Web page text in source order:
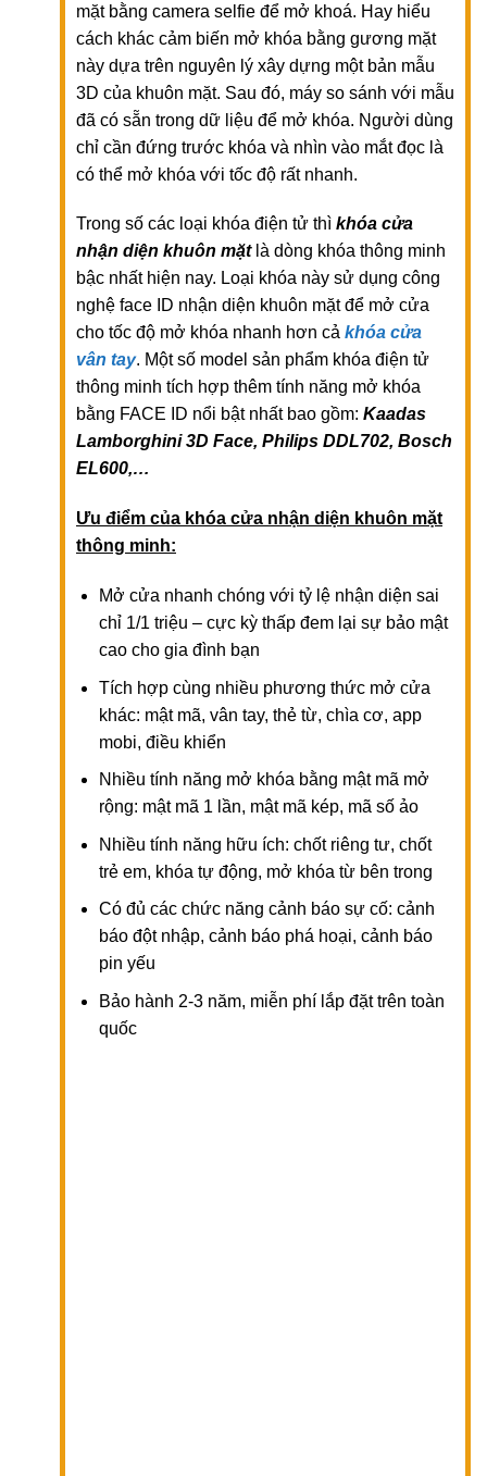
mặt bằng camera selfie để mở khoá. Hay hiểu
cách khác cảm biến mở khóa bằng gương mặt
này dựa trên nguyên lý xây dựng một bản mẫu
3D của khuôn mặt. Sau đó, máy so sánh với mẫu
đã có sẵn trong dữ liệu để mở khóa. Người dùng
chỉ cần đứng trước khóa và nhìn vào mắt đọc là
có thể mở khóa với tốc độ rất nhanh.
Trong số các loại khóa điện tử thì khóa cửa
nhận diện khuôn mặtlà dòng khóa thông minh
bậc nhất hiện nay. Loại khóa này sử dụng công
nghệ face ID nhận diện khuôn mặt để mở cửa
cho tốc độ mở khóa nhanh hơn cả khóa cửa
vân tay. Một số model sản phẩm khóa điện tử
thông minh tích hợp thêm tính năng mở khóa
bằng FACE ID nổi bật nhất bao gồm: Kaadas
Lamborghini 3D Face, Philips DDL702, Bosch
EL600,…
Ưu điểm của khóa cửa nhận diện khuôn mặt
thông minh:
Mở cửa nhanh chóng với tỷ lệ nhận diện sai
chỉ 1/1 triệu – cực kỳ thấp đem lại sự bảo mật
cao cho gia đình bạn
Tích hợp cùng nhiều phương thức mở cửa
khác: mật mã, vân tay, thẻ từ, chìa cơ, app
mobi, điều khiển
Nhiều tính năng mở khóa bằng mật mã mở
rộng: mật mã 1 lần, mật mã kép, mã số ảo
Nhiều tính năng hữu ích: chốt riêng tư, chốt
trẻ em, khóa tự động, mở khóa từ bên trong
Có đủ các chức năng cảnh báo sự cố: cảnh
báo đột nhập, cảnh báo phá hoại, cảnh báo
pin yếu
Bảo hành 2-3 năm, miễn phí lắp đặt trên toàn
quốc